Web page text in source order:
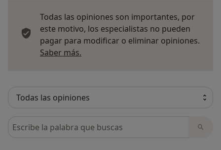
Todas las opiniones son importantes, por
este motivo, los especialistas no pueden
pagar para modificar o eliminar opiniones.
Saber más.
Busca en opiniones